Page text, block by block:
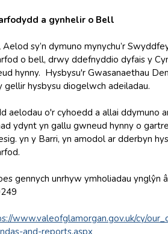
a gynhelir o Bell
Aelod sy’n dymuno mynychu’r
o bell, drwy ddefnyddio dyfais y
hynny. Hysbysu'r Gwasanaethau
gellir hysbysu diogelwch adeiladau.
aelodau o'r cyhoedd a allai ddymuno
ydynt yn gallu gwneud hynny o
yn y Barri, yn amodol ar dderbyn
gennych unrhyw ymholiadau ynglŷn
www.valeofglamorgan.gov.uk/cy/
and-reports.aspx